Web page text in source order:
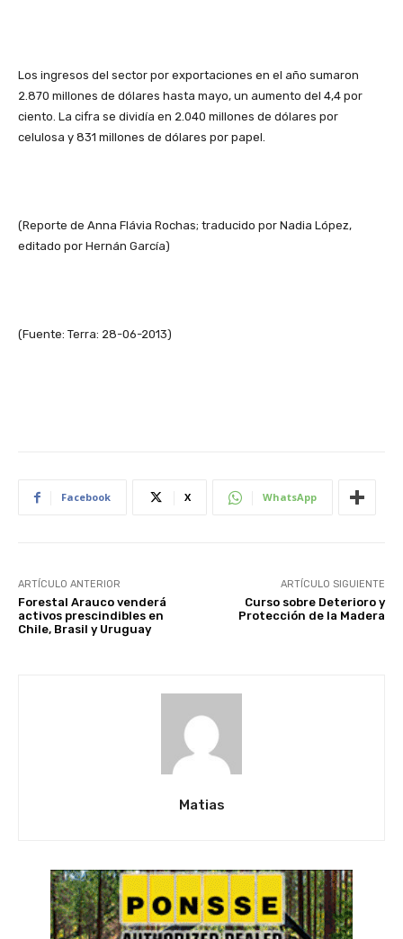
Los ingresos del sector por exportaciones en el año sumaron
2.870 millones de dólares hasta mayo, un aumento del 4,4 por
ciento. La cifra se dividía en 2.040 millones de dólares por
celulosa y 831 millones de dólares por papel.
(Reporte de Anna Flávia Rochas; traducido por Nadia López,
editado por Hernán García)
(Fuente: Terra: 28-06-2013)
Facebook X WhatsApp
ARTÍCULO ANTERIOR
Forestal Arauco venderá
activos prescindibles en
Chile, Brasil y Uruguay
ARTÍCULO SIGUIENTE
Curso sobre Deterioro y
Protección de la Madera
Matias